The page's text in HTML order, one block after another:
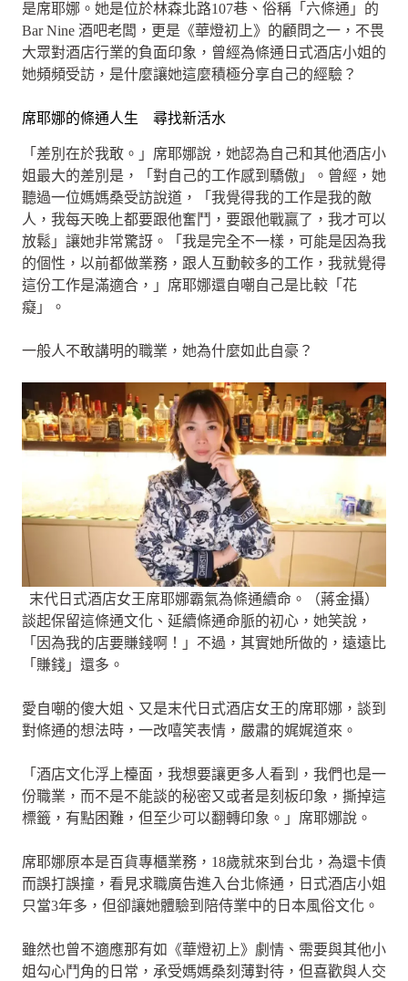
是席耶娜。她是位於林森北路107巷、俗稱「六條通」的
Bar Nine 酒吧老闆，更是《華燈初上》的顧問之一，不畏
大眾對酒店行業的負面印象，曾經為條通日式酒店小姐的
她頻頻受訪，是什麼讓她這麼積極分享自己的經驗？
席耶娜的條通人生 尋找新活水
「差別在於我敢。」席耶娜說，她認為自己和其他酒店小
姐最大的差別是，「對自己的工作感到驕傲」。曾經，她
聽過一位媽媽桑受訪說道，「我覺得我的工作是我的敵
人，我每天晚上都要跟他奮鬥，要跟他戰贏了，我才可以
放鬆」讓她非常驚訝。「我是完全不一樣，可能是因為我
的個性，以前都做業務，跟人互動較多的工作，我就覺得
這份工作是滿適合，」席耶娜還自嘲自己是比較「花
癡」。
一般人不敢講明的職業，她為什麼如此自豪？
末代日式酒店女王席耶娜霸氣為條通續命。（蔣金攝）
談起保留這條通文化、延續條通命脈的初心，她笑說，
「因為我的店要賺錢啊！」不過，其實她所做的，遠遠比
「賺錢」還多。
愛自嘲的傻大姐、又是末代日式酒店女王的席耶娜，談到
對條通的想法時，一改嘻笑表情，嚴肅的娓娓道來。
「酒店文化浮上檯面，我想要讓更多人看到，我們也是一
份職業，而不是不能談的秘密又或者是刻板印象，撕掉這
標籤，有點困難，但至少可以翻轉印象。」席耶娜說。
席耶娜原本是百貨專櫃業務，18歲就來到台北，為還卡債
而誤打誤撞，看見求職廣告進入台北條通，日式酒店小姐
只當3年多，但卻讓她體驗到陪侍業中的日本風俗文化。
雖然也曾不適應那有如《華燈初上》劇情、需要與其他小
姐勾心鬥角的日常，承受媽媽桑刻薄對待，但喜歡與人交